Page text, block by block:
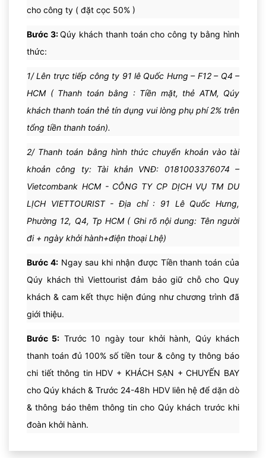
Đoàn ăn tối tự do theo sở thích của mỗi người, sau đó ra
Sân Bay Quốc tế Velana để đáp chuyến bay trở về Việt Nam.
cho công ty ( đặt cọc 50% )
Bước 3:Qúy khách thanh toán cho công ty bằng hình
thức:
1/ Lên trực tiếp công ty 91 lê Quốc Hưng – F12 – Q4 –
HCM ( Thanh toán bằng : Tiền mặt, thẻ ATM, Qúy
khách thanh toán thẻ tín dụng vui lòng phụ phí 2% trên
tổng tiền thanh toán).
2/ Thanh toán bằng hình thức chuyển khoản vào tài
khoản công ty: Tài khản VNĐ: 0181003376074 –
Vietcombank HCM - CÔNG TY CP DỊCH VỤ TM DU
LỊCH VIETTOURIST - Địa chỉ : 91 Lê Quốc Hưng,
Phường 12, Q4, Tp HCM ( Ghi rõ nội dung: Tên người
đi + ngày khởi hành+điện thoại Lhệ)
Bước 4:Ngay sau khi nhận được Tiền thanh toán của
Qúy khách thì Viettourist đảm bảo giữ chỗ cho Quy
khách & cam kết thực hiện đúng như chương trình đã
giới thiệu.
Bước 5: Trước 10 ngày tour khởi hành, Qúy khách
thanh toán đủ 100% số tiền tour & công ty thông báo
chi tiết thông tin HDV + KHÁCH SẠN + CHUYẾN BAY
cho Qúy khách & Trước 24-48h HDV liên hệ để dặn dò
& thông báo thêm thông tin cho Qúy khách trước khi
đoàn khởi hành.